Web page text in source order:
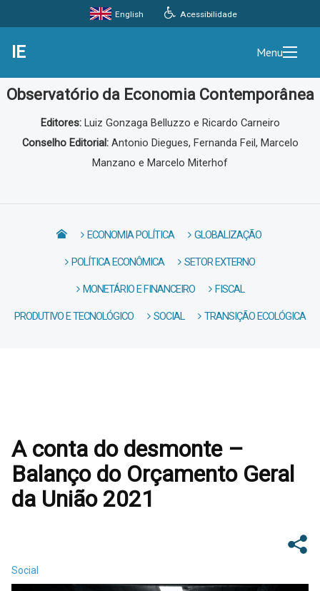
Acessibilidade
English
IE Menu
Observatório da Economia Contemporânea
Editores: Luiz Gonzaga Belluzzo e Ricardo Carneiro
Conselho Editorial: Antonio Diegues, Fernanda Feil, Marcelo
Manzano e Marcelo Miterhof
ECONOMIA POLÍTICA GLOBALIZAÇÃO
POLÍTICA ECONÔMICA SETOR EXTERNO
MONETÁRIO E FINANCEIRO FISCAL
PRODUTIVO E TECNOLÓGICO SOCIAL TRANSIÇÃO ECOLÓGICA
A conta do desmonte –
Balanço do Orçamento Geral
da União 2021
Social